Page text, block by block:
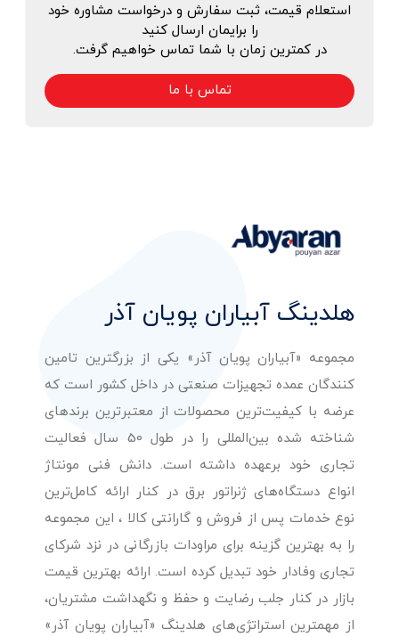
استعلام قیمت، ثبت سفارش و درخواست مشاوره خود
را برایمان ارسال کنید
در کمترین زمان با شما تماس خواهیم گرفت.
تماس با ما
هلدینگ آبیاران پویان آذر
مجموعه «آبیاران پویان آذر» یکی از بزرگترین تامین
کنندگان عمده تجهیزات صنعتی در داخل کشور است که
عرضه با کیفیت‌ترین محصولات از معتبرترین برندهای
شناخته شده بین‌المللی را در طول 50 سال فعالیت
تجاری خود برعهده داشته است. دانش فنی مونتاژ
انواع دستگاه‌های ژنراتور برق در کنار ارائه کامل‌ترین
نوع خدمات پس از فروش و گارانتی کالا ، این مجموعه
را به بهترین گزینه برای مراودات بازرگانی در نزد شرکای
تجاری وفادار خود تبدیل کرده است. ارائه بهترین قیمت
بازار در کنار جلب رضایت و حفظ و نگهداشت مشتریان،
از مهمترین استراتژی‌های هلدینگ «آبیاران پویان آذر»